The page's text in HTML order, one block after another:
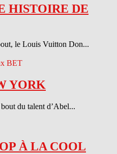
HISTOIRE DE
le Louis Vuitton Don...
YORK
du talent d’Abel...
À LA COOL